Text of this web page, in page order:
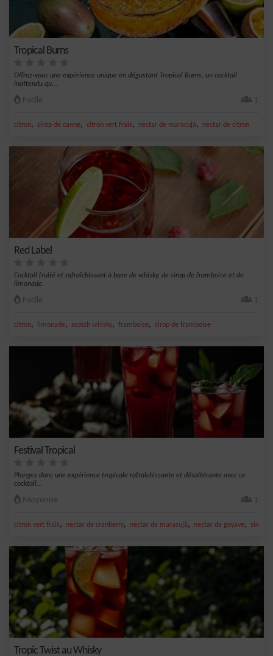
Tropical Burns
Offrez-vous une expérience unique en dégustant Tropical Burns, un cocktail
inattendu qu...
Facile 1
citron, sirop de canne, citron vert frais, nectar de maracujà, nectar de citron
Red Label
Cocktail fruité et rafraîchissant à base de whisky, de sirop de framboise et de
limonade.
Facile 1
citron, limonade, scotch whisky, framboise, sirop de framboise
Festival Tropical
Plongez dans une expérience tropicale rafraîchissante et désaltérante avec ce
cocktail...
Moyenne 1
citron vert frais, nectar de cranberry, nectar de maracujà, nectar de goyave, sirop
Tropic Twist au Whisky